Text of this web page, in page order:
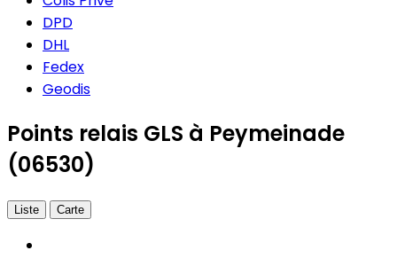
DPD
DHL
Fedex
Geodis
Points relais GLS à Peymeinade
(06530)
Liste Carte